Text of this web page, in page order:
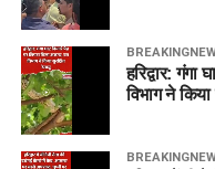
हरिद्वार: गंगा
विभाग ने